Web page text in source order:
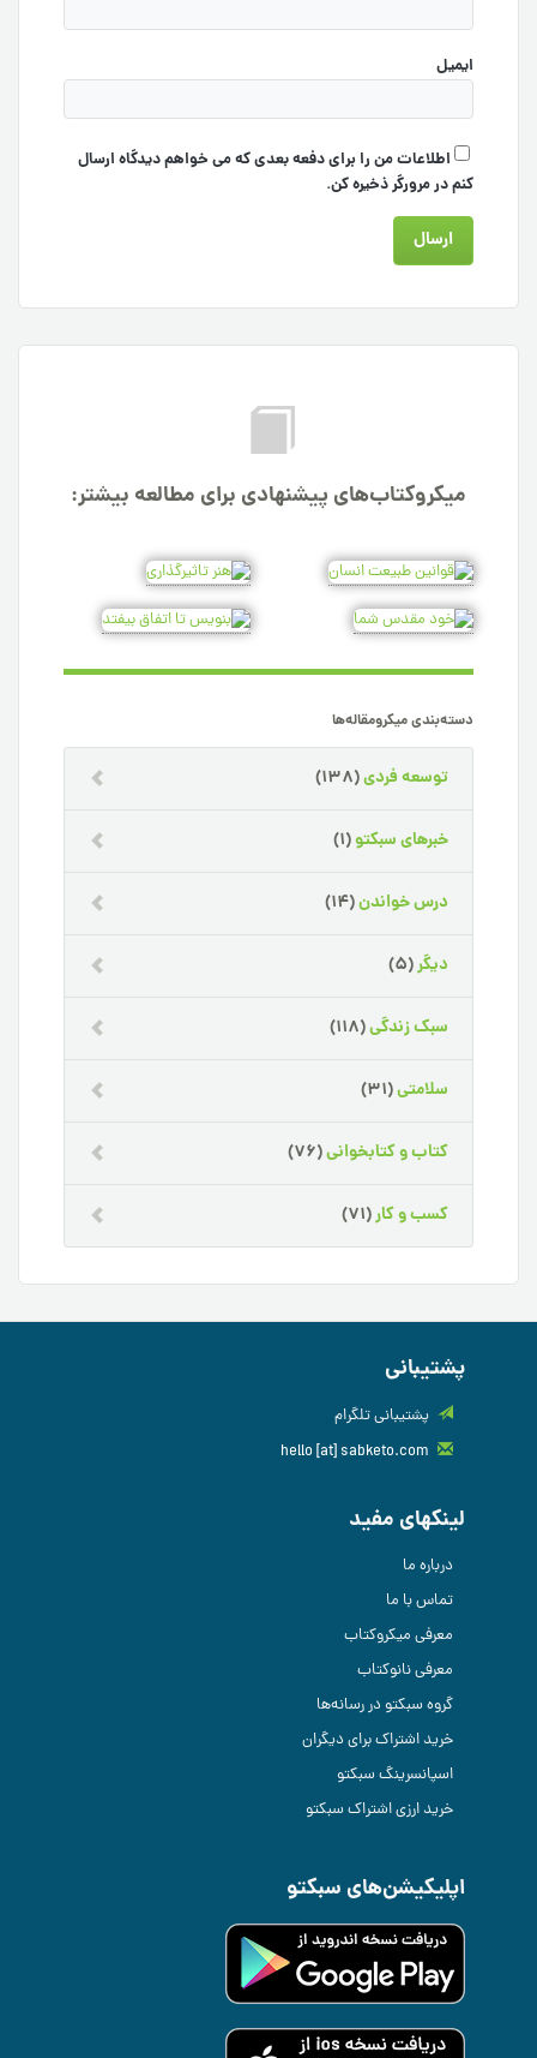
ایمیل
اطلاعات من را برای دفعه بعدی که می خواهم دیدگاه ارسال
کنم در مرورگر ذخیره کن.
میکروکتاب‌های پیشنهادی برای مطالعه بیشتر:
دسته‌بندی میکرومقاله‌ها
توسعه فردی(138)
خبرهای سبکتو(1)
درس خواندن(14)
دیگر(5)
سبک زندگی(118)
سلامتی(31)
کتاب و کتابخوانی(76)
کسب و کار(71)
پشتیبانی
پشتیبانی تلگرام
لینکهای مفید
درباره ما
تماس با ما
معرفی میکروکتاب
معرفی نانوکتاب
گروه سبکتو در رسانه‌ها
خرید اشتراک برای دیگران
اسپانسرینگ سبکتو
خرید ارزی اشتراک سبکتو
اپلیکیشن‌های سبکتو